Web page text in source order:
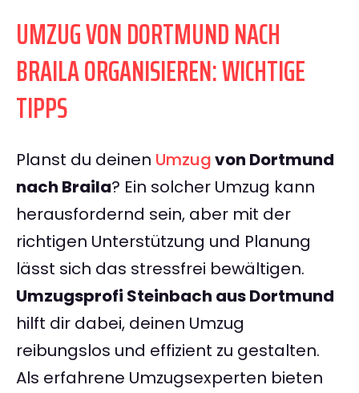
UMZUG VON DORTMUND NACH
BRAILA ORGANISIEREN: WICHTIGE
TIPPS
Planst du deinen Umzugvon Dortmund
nach Braila? Ein solcher Umzug kann
herausfordernd sein, aber mit der
richtigen Unterstützung und Planung
lässt sich das stressfrei bewältigen.
Umzugsprofi Steinbach aus Dortmund
hilft dir dabei, deinen Umzug
reibungslos und effizient zu gestalten.
Als erfahrene Umzugsexperten bieten